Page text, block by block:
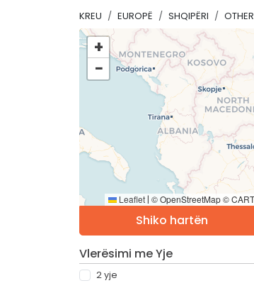
KREU EUROPË SHQIPËRI
+
−
Leaflet | © OpenStreetMap ©
Shiko hartën
Vlerësimi me Yje
2 yje